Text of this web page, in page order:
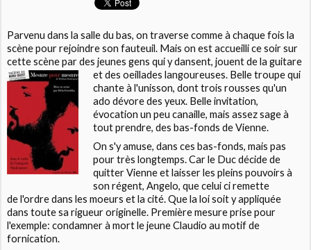
Parvenu dans la salle du bas, on traverse comme à chaque fois la
scène pour rejoindre son fauteuil. Mais on est accueilli ce soir sur
cette scène par des jeunes gens qui y dansent, jouent de la guitare
et des oeillades langoureuses. Belle troupe qui
chante à l'unisson, dont trois rousses qu'un
ado dévore des yeux. Belle invitation,
évocation un peu canaille, mais assez sage à
tout prendre, des bas-fonds de Vienne.
On s'y amuse, dans ces bas-fonds, mais pas
pour très longtemps. Car le Duc décide de
quitter Vienne et laisser les pleins pouvoirs à
son régent, Angelo, que celui ci remette
de l'ordre dans les moeurs et la cité. Que la loi soit y appliquée
dans toute sa rigueur originelle. Première mesure prise pour
l'exemple: condamner à mort le jeune Claudio au motif de
fornication.